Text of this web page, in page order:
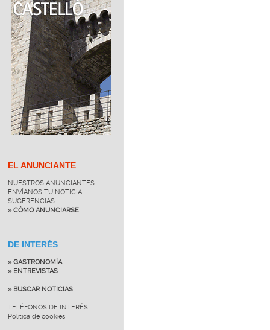
EL ANUNCIANTE
NUESTROS ANUNCIANTES
ENVÍANOS TU NOTICIA
SUGERENCIAS
» CÓMO ANUNCIARSE
DE INTERÉS
» GASTRONOMÍA
» ENTREVISTAS
» BUSCAR NOTICIAS
TELÉFONOS DE INTERÉS
Política de cookies